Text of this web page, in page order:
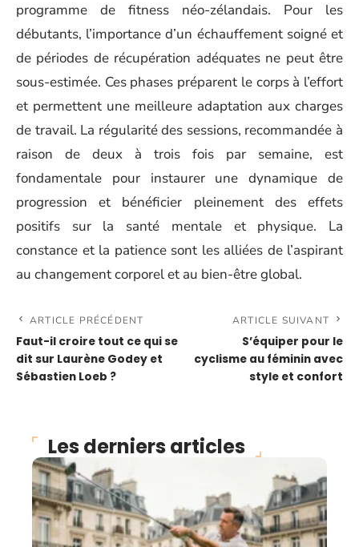
programme de fitness néo-zélandais. Pour les
débutants, l’importance d’un échauffement soigné et
de périodes de récupération adéquates ne peut être
sous-estimée. Ces phases préparent le corps à l’effort
et permettent une meilleure adaptation aux charges
de travail. La régularité des sessions, recommandée à
raison de deux à trois fois par semaine, est
fondamentale pour instaurer une dynamique de
progression et bénéficier pleinement des effets
positifs sur la santé mentale et physique. La
constance et la patience sont les alliées de l’aspirant
au changement corporel et au bien-être global.
ARTICLE PRÉCÉDENT
Faut-il croire tout ce qui se
dit sur Laurène Godey et
Sébastien Loeb ?
ARTICLE SUIVANT
S’équiper pour le
cyclisme au féminin avec
style et confort
Les derniers articles